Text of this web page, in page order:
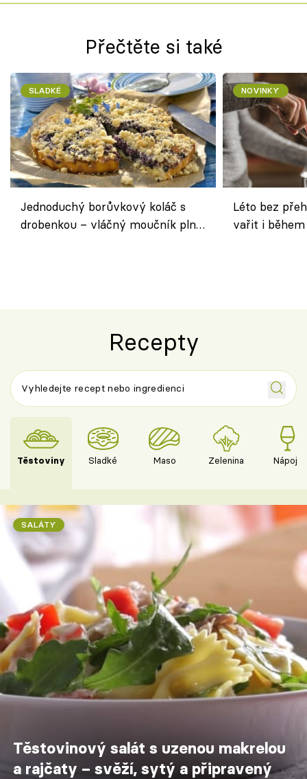
Přečtěte si také
SLADKÉ
Jednoduchý borůvkový koláč s
drobenkou – vláčný moučník plný
NOVINKY
Léto bez
vařit i
Recepty
Těstoviny Sladké Maso Zelenina Nápoje
SALÁTY
Těstovinový salát s uzenou makrelou
a rajčaty – svěží, sytý a připravený